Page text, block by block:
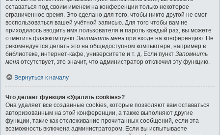
оставаться под своим именем на конференции только некоторое
ограниченное время. Это сделано для того, чтобы никто другой не смог
воспользоваться вашей учётной записью. Для того чтобы вам не
приходилось вводить имя пользователя и пароль каждый раз, вы можете
отметить флажком пункт Запомнить меня при входе на конференцию. Не
рекомендуется делать это на общедоступном компьютере, например в
библиотеке, интернет-кафе, университете и т. д. Если пункт Запомнить
меня отсутствует, это значит, что администратор отключил эту функцию.
Вернуться к началу
Что делает функция «Удалить cookies»?
Она удаляет все созданные cookies, которые позволяют вам оставаться
авторизованным на этой конференции, а также выполняют другие
функции, такие как отслеживание прочитанных сообщений, если эта
возможность включена администратором. Если вы испытываете